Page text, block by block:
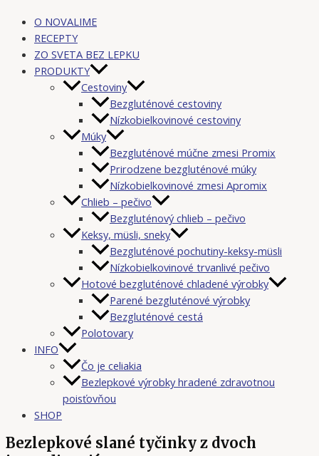
O NOVALIME
RECEPTY
ZO SVETA BEZ LEPKU
PRODUKTY
Cestoviny
Bezgluténové cestoviny
Nízkobielkovinové cestoviny
Múky
Bezgluténové múčne zmesi Promix
Prirodzene bezgluténové múky
Nízkobielkovinové zmesi Apromix
Chlieb – pečivo
Bezgluténový chlieb – pečivo
Keksy, müsli, sneky
Bezgluténové pochutiny-keksy-müsli
Nízkobielkovinové trvanlivé pečivo
Hotové bezgluténové chladené výrobky
Parené bezgluténové výrobky
Bezgluténové cestá
Polotovary
INFO
Čo je celiakia
Bezlepkové výrobky hradené zdravotnou
poisťovňou
SHOP
Bezlepkové slané tyčinky z dvoch